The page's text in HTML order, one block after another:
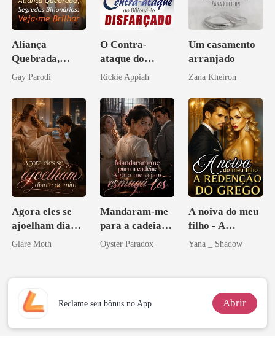
Aliança
Quebrada,
Segredos
Veja-me Brilhar
Gay Parodi
O Contra-
ataque do
Bilionário
Rickie Appiah
Um casamento
arranjado
Zana Kheiron
Agora eles se
ajoelham diante
de mim
Glare Moth
Mandaram-me
para a cadeia?
Agora me
Oyster Paradox
A noiva do meu
filho - A
Redenção do
Yana _ Shadow
Reclame seu bônus no App Abrir